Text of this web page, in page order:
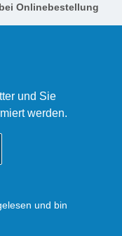
Onlinebestellung
und Sie
werden.
und bin